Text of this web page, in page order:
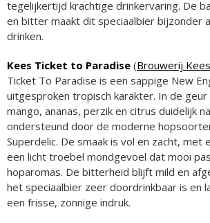
tegelijkertijd krachtige drinkervaring. De
en bitter maakt dit speciaalbier bijzonder
drinken.
Kees Ticket to Paradise (Brouwerij Kees
Ticket To Paradise is een sappige New
uitgesproken tropisch karakter. In de geur
mango, ananas, perzik en citrus duidelijk
ondersteund door de moderne
Superdelic. De smaak is vol en zacht, met
een licht troebel mondgevoel dat mooi
hoparomas. De bitterheid blijft mild en
het speciaalbier zeer doordrinkbaar is en
een frisse, zonnige indruk.